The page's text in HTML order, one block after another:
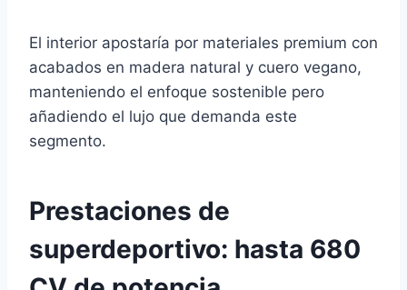
El interior apostaría por materiales premium con
acabados en madera natural y cuero vegano,
manteniendo el enfoque sostenible pero
añadiendo el lujo que demanda este
segmento.
Prestaciones de
superdeportivo: hasta 680